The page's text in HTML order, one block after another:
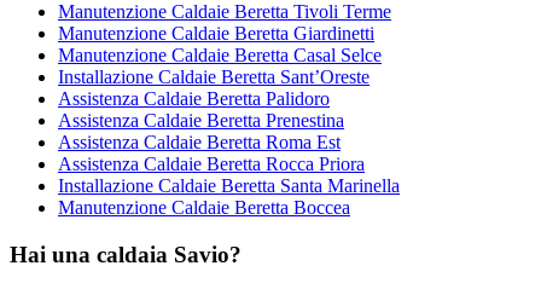
Manutenzione Caldaie Beretta Tivoli Terme
Manutenzione Caldaie Beretta Giardinetti
Manutenzione Caldaie Beretta Casal Selce
Installazione Caldaie Beretta Sant’Oreste
Assistenza Caldaie Beretta Palidoro
Assistenza Caldaie Beretta Prenestina
Assistenza Caldaie Beretta Roma Est
Assistenza Caldaie Beretta Rocca Priora
Installazione Caldaie Beretta Santa Marinella
Manutenzione Caldaie Beretta Boccea
Hai una caldaia Savio?